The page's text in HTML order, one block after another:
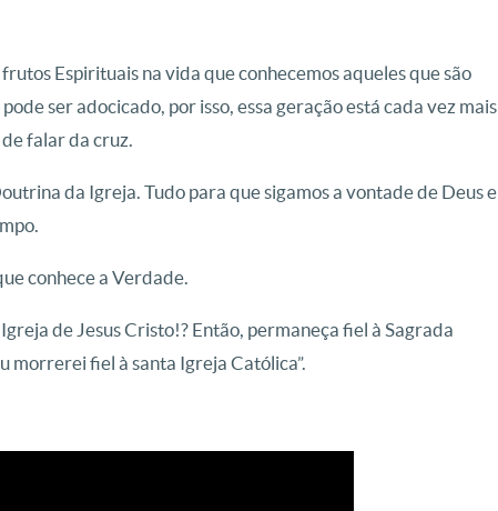
Espirituais na vida que conhecemos aqueles que são
ser adocicado, por isso, essa geração está cada vez mais
falar da cruz.
da Igreja. Tudo para que sigamos a vontade de Deus e
conhece a Verdade.
de Jesus Cristo!? Então, permaneça fiel à Sagrada
morrerei fiel à santa Igreja Católica”.